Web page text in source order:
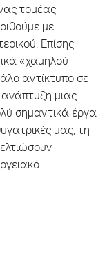
τομέας
με
Επίσης
«χαμηλού
αντίκτυπο σε
ανάπτυξη μιας
σημαντικά έργα
μας, τη